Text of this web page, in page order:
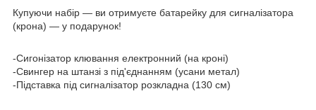
Купуючи набір — ви отримуєте батарейку для сигналізатора
(крона) — у подарунок!
-Сигонізатор клювання електронний (на кроні)
-Свингер на штанзі з під'єднанням (усани метал)
-Підставка під сигналізатор розкладна (130 см)